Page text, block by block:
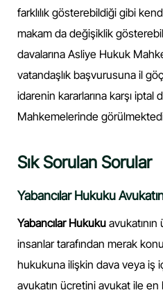
farklılık gösterebildiği gibi
makam da değişiklik
davalarına Asliye Hukuk
vatandaşlık başvurusuna il
idarenin kararlarına karşı iptal
Mahkemelerinde
Sık Sorulan Sorular
Yabancılar Hukuku
Yabancılar Hukuku
insanlar tarafından merak
hukukuna ilişkin dava veya iş
avukatın ücretini avukat ile en